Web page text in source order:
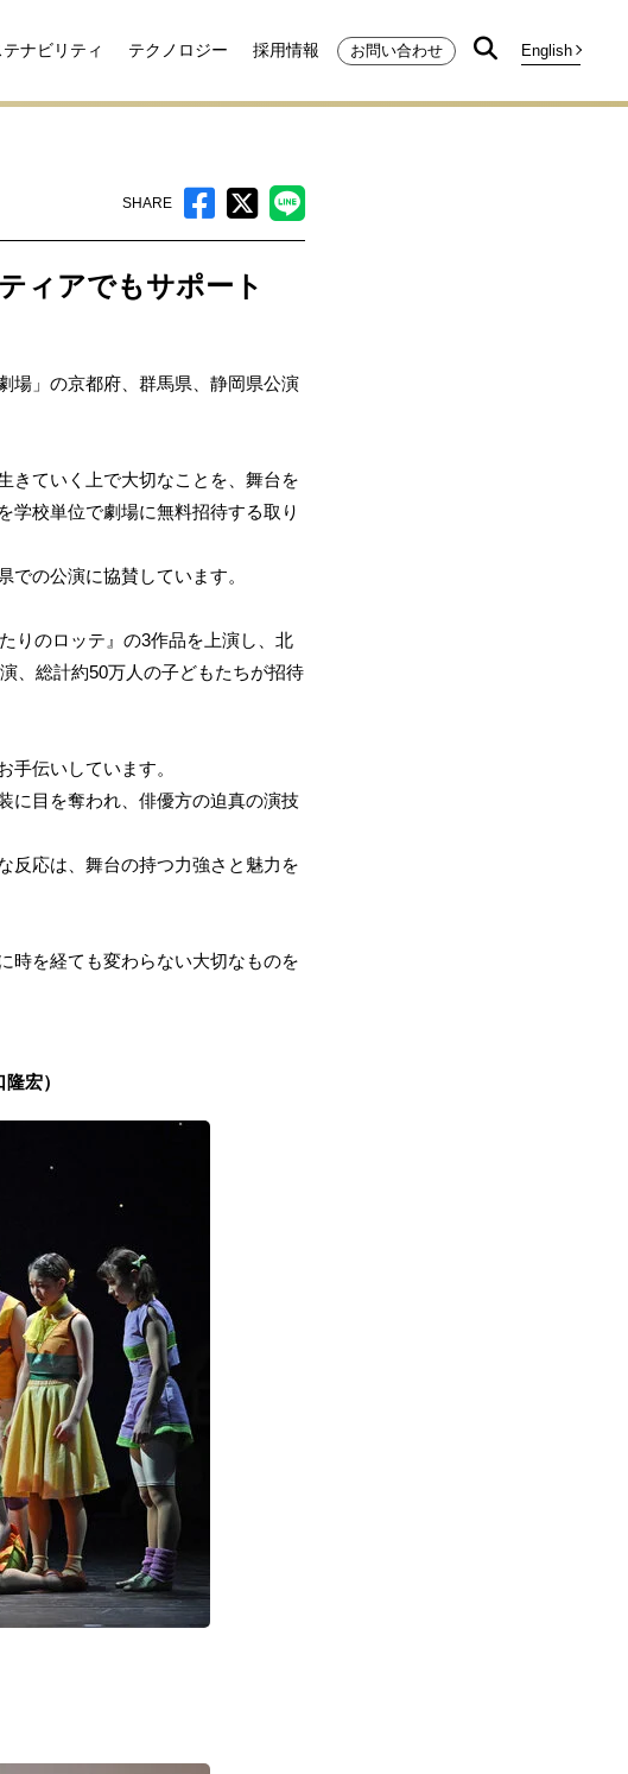
ナビリティ テクノロジー 採用情報 お問い合わせ
ィアでもサポート
SHARE
場」の京都府、群馬県、静岡県公演
きていく上で大切なことを、舞台を
学校単位で劇場に無料招待する取り
の公演に協賛しています。
りのロッテ』の3作品を上演し、北
、総計約50万人の子どもたちが招待
伝いしています。
に目を奪われ、俳優方の迫真の演技
反応は、舞台の持つ力強さと魅力を
時を経ても変わらない大切なものを
宏）